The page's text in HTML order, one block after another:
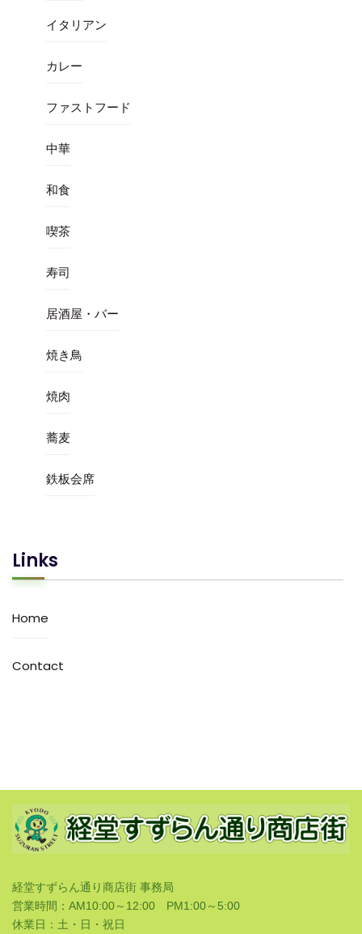
イタリアン
カレー
ファストフード
中華
和食
喫茶
寿司
居酒屋・バー
焼き鳥
焼肉
蕎麦
鉄板会席
Links
Home
Contact
経堂すずらん通り商店街 事務局
営業時間：AM10:00～12:00 PM1:00～5:00
休業日：土・日・祝日